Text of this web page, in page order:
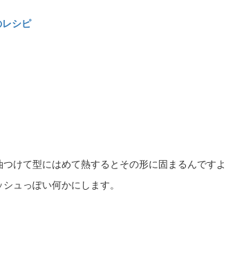
シピ
けて型にはめて熱するとその形に固まるんですよ
ュっぽい何かにします。